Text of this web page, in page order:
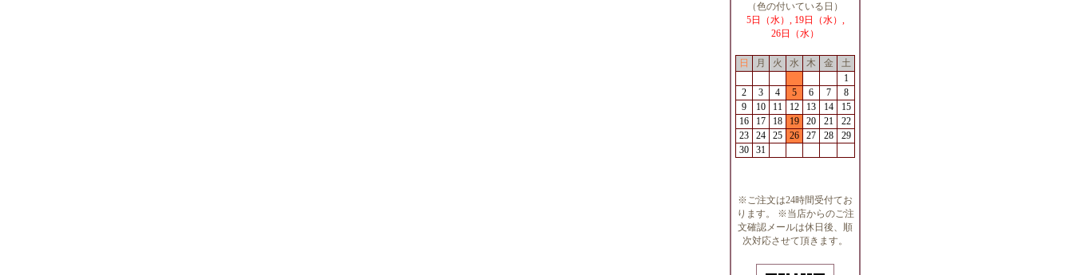
（色の付いている日）
5日（水）, 19日（水）,
26日（水）
日 月 火 水 木 金
土
1
2
3 4 5 6 7
8
9
10 11 12 13 14
15
16
17 18 19 20 21
22
23
24 25 26 27 28
29
30
31
※ご注文は24時間受付てお
ります。 ※当店からのご注
文確認メールは休日後、順
次対応させて頂きます。